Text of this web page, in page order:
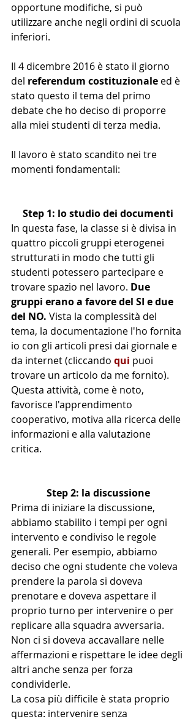
opportune modifiche, si può
utilizzare anche negli ordini di scuola
inferiori.
Il 4 dicembre 2016 è stato il giorno
del referendum costituzionale ed è
stato questo il tema del primo
debate che ho deciso di proporre
alla miei studenti di terza media.
Il lavoro è stato scandito nei tre
momenti fondamentali:
Step 1: lo studio dei documenti
In questa fase, la classe si è divisa in
quattro piccoli gruppi eterogenei
strutturati in modo che tutti gli
studenti potessero partecipare e
trovare spazio nel lavoro. Due
gruppi erano a favore del SI e due
del NO. Vista la complessità del
tema, la documentazione l'ho fornita
io con gli articoli presi dai giornale e
da internet (cliccando qui puoi
trovare un articolo da me fornito).
Questa attività, come è noto,
favorisce l'apprendimento
cooperativo, motiva alla ricerca delle
informazioni e alla valutazione
critica.
Step 2: la discussione
Prima di iniziare la discussione,
abbiamo stabilito i tempi per ogni
intervento e condiviso le regole
generali. Per esempio, abbiamo
deciso che ogni studente che voleva
prendere la parola si doveva
prenotare e doveva aspettare il
proprio turno per intervenire o per
replicare alla squadra avversaria.
Non ci si doveva accavallare nelle
affermazioni e rispettare le idee degli
altri anche senza per forza
condividerle.
La cosa più difficile è stata proprio
questa: intervenire senza